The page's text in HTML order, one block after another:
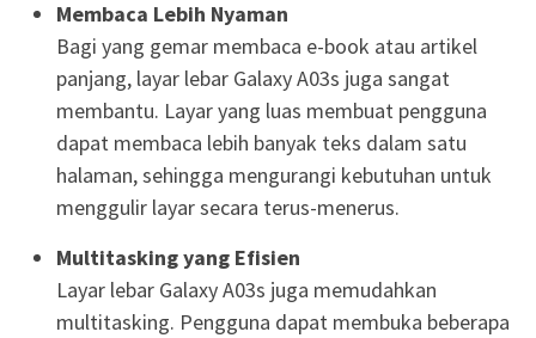
Membaca Lebih Nyaman
Bagi yang gemar membaca e-book atau artikel
panjang, layar lebar Galaxy A03s juga sangat
membantu. Layar yang luas membuat pengguna
dapat membaca lebih banyak teks dalam satu
halaman, sehingga mengurangi kebutuhan untuk
menggulir layar secara terus-menerus.
Multitasking yang Efisien
Layar lebar Galaxy A03s juga memudahkan
multitasking. Pengguna dapat membuka beberapa